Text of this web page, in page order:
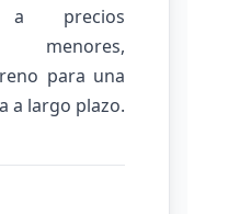
precios
menores,
para una
a largo plazo.